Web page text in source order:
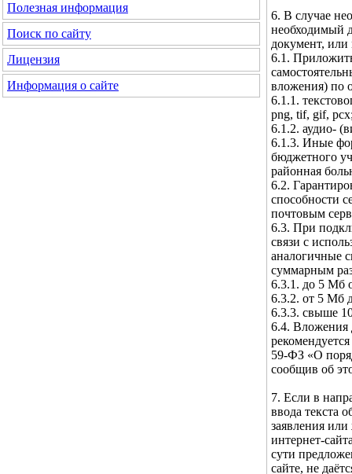
Полезная информация
Поиск по сайту
Лицензия
Информация о сайте
6. В случае
необходимый
документ,
6.1.
вложения) по
6.1.1.
png, tif, gif,
6.1.2. аудио-
6.1.3. Иные
бюджетного
районная
6.2.
способности
почтовым
6.3. При
связи с
аналогичные
суммарным
6.3.1. до 5 Мб
6.3.2. от 5 Мб
6.3.3. свыше
6.4. Вложения
59-ФЗ «О
сообщив об
7. Если в
ввода текста
заявления
интернет-
сути
сайте, не